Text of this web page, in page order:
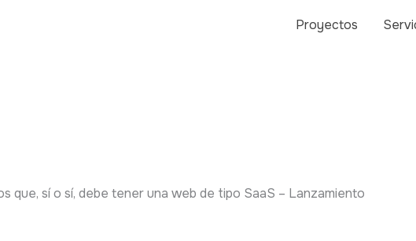
Proyectos
que, sí o sí, debe tener una web de tipo SaaS – Lanzamiento